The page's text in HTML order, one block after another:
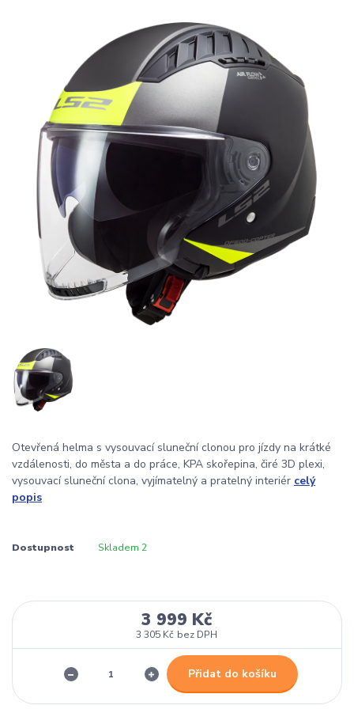
Otevřená helma s vysouvací sluneční clonou pro jízdy na krátké
vzdálenosti, do města a do práce, KPA skořepina, čiré 3D plexi,
vysouvací sluneční clona, vyjímatelný a pratelný interiér celý
popis
Dostupnost Skladem 2
3 999 Kč
3 305 Kč bez DPH
Přidat do košíku